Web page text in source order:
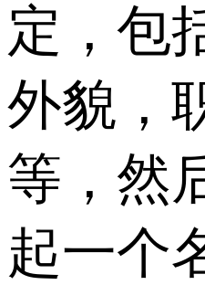
定，包
外貌，
等，然
起一个